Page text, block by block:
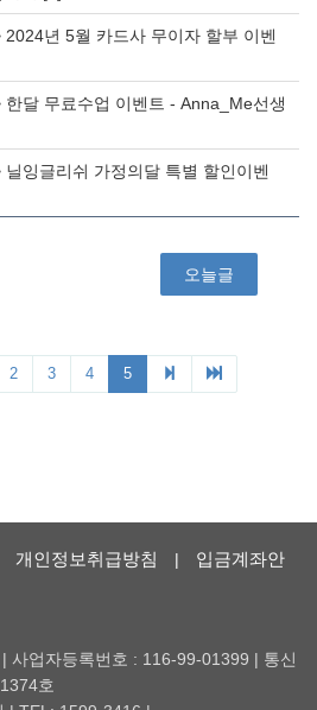
개인정보취급방침 |
입금계좌안
사업자등록번호 : 116-99-01399 | 통신
호